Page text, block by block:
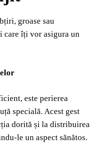
groase sau
care îți vor asigura un
este perierea
specială. Acest gest
dorită și la distribuirea
le un aspect sănătos.